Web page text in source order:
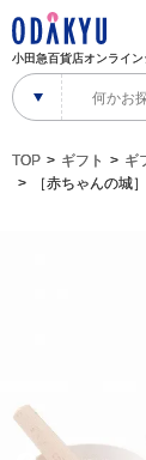
小田急百貨店オンライ
TOP ギフト
ギ
［赤ちゃんの